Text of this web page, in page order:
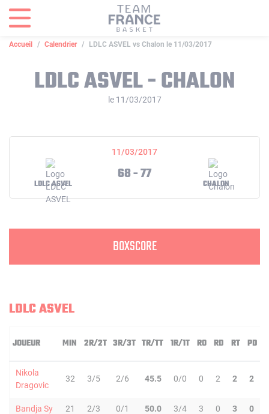
Accueil Calendrier LDLC ASVEL vs Chalon le 11/03/2017
LDLC ASVEL - CHALON
le 11/03/2017
11/03/2017
LDLC ASVEL
68 - 77
CHALON
BOXSCORE
LDLC ASVEL
JOUEUR MIN 2R/2T 3R/3T TR/TT 1R/1T RO RD RT PD
Nikola
Dragovic
32 3/5 2/6 45.5 0/0 0 2 2 2
Bandja Sy 21 2/3 0/1 50.0 3/4 3 0 3 0
Panneau de gestion des cookies